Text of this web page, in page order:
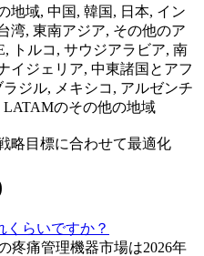
地域, 中国, 韓国, 日本, イン
湾, 東南アジア, その他のア
トルコ, サウジアラビア, 南
イジェリア, 中東諸国とアフ
ジル, メキシコ, アルゼンチ
LATAMのその他の地域
略目標に合わせて最適化
くらいですか？
疼痛管理機器市場は2026年